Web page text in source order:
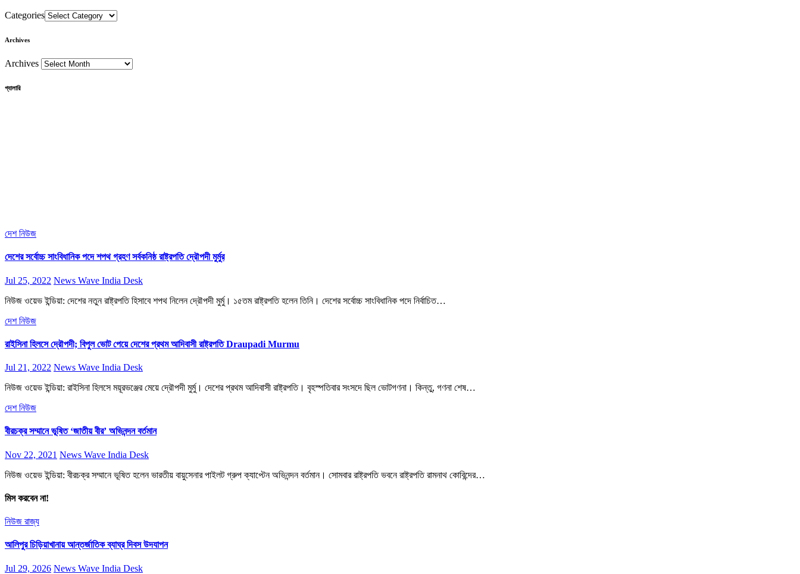
Categories
Archives
Archives
গ্যালারি
দেশনিউজ
দেশের সর্বোচ্চ সাংবিধানিক পদে শপথ গ্রহণ সর্বকনিষ্ঠ রাষ্ট্রপতি দ্রৌপদী মুর্মুর
Jul 25, 2022 News Wave India Desk
নিউজ ওয়েভ ইন্ডিয়া: দেশের নতুন রাষ্ট্রপতি হিসাবে শপথ নিলেন দ্রৌপদী মুর্মু। ১৫তম রাষ্ট্রপতি হলেন তিনি। দেশের সর্বোচ্চ সাংবিধানিক পদে নির্বাচিত…
দেশনিউজ
রাইসিনা হিলসে দ্রৌপদী; বিপুল ভোট পেয়ে দেশের প্রথম আদিবাসী রাষ্ট্রপতি Draupadi Murmu
Jul 21, 2022 News Wave India Desk
নিউজ ওয়েভ ইন্ডিয়া: রাইসিনা হিলসে ময়ূরভঞ্জের মেয়ে দ্রৌপদী মুর্মু। দেশের প্রথম আদিবাসী রাষ্ট্রপতি। বৃহস্পতিবার সংসদে ছিল ভোটগণনা। কিন্তু, গণনা শেষ…
দেশনিউজ
বীরচক্র সম্মানে ভূষিত ‘জাতীয় বীর’ অভিনন্দন বর্তমান
Nov 22, 2021 News Wave India Desk
নিউজ ওয়েভ ইন্ডিয়া: বীরচক্র সম্মানে ভূষিত হলেন ভারতীয় বায়ুসেনার পাইলট গ্রুপ ক্যাপ্টেন অভিনন্দন বর্তমান। সোমবার রাষ্ট্রপতি ভবনে রাষ্ট্রপতি রামনাথ কোবিন্দের…
মিস করবেন না!
নিউজ রাজ্য
আলিপুর চিড়িয়াখানায় আন্তর্জাতিক ব্যাঘ্র দিবস উদযাপন
Jul 29, 2026 News Wave India Desk